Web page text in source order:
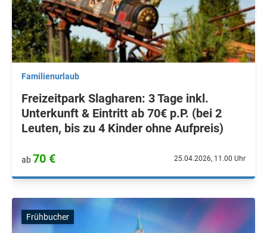
Familienurlaub
Freizeitpark Slagharen: 3 Tage inkl.
Unterkunft & Eintritt ab 70€ p.P. (bei 2
Leuten, bis zu 4 Kinder ohne Aufpreis)
ab70 € 25.04.2026, 11.00 Uhr
Frühbucher